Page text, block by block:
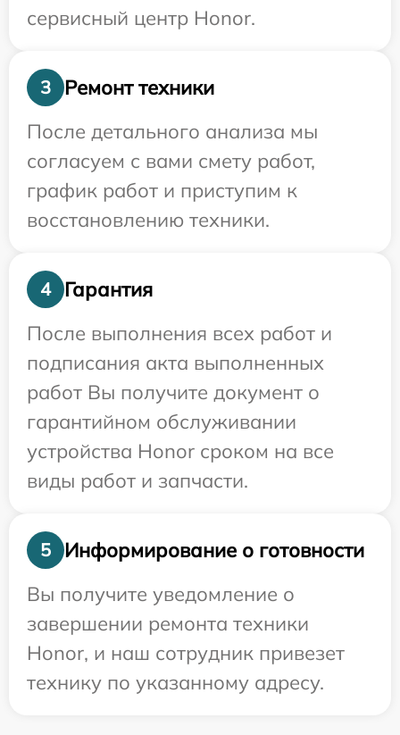
сервисный центр Honor.
3
Ремонт техники
После детального анализа мы
согласуем с вами смету работ,
график работ и приступим к
восстановлению техники.
4
Гарантия
После выполнения всех работ и
подписания акта выполненных
работ Вы получите документ о
гарантийном обслуживании
устройства Honor сроком на все
виды работ и запчасти.
5
Информирование о готовности
Вы получите уведомление о
завершении ремонта техники
Honor, и наш сотрудник привезет
технику по указанному адресу.